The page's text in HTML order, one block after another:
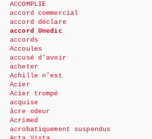
ACCOMPLIE
accord commercial
accord déclare
accord Unedic
accords
Accoules
accusé d’avoir
acheter
Achille n’est
Acier
Acier trompé
acquise
âcre odeur
Acrimed
acrobatiquement suspendus